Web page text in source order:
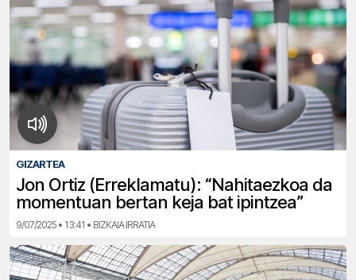
GIZARTEA
Jon Ortiz (Erreklamatu): “Nahitaezkoa da
momentuan bertan keja bat ipintzea”
9/07/2025 • 13:41 • BIZKAIA IRRATIA